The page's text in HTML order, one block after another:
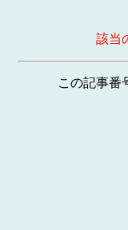
該当
この記事番